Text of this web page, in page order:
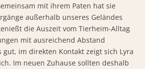
mit ihrem Paten hat sie
außerhalb unseres Geländes
die Auszeit vom Tierheim-Alltag
mit ausreichend Abstand
im direkten Kontakt zeigt sich Lyra
Im neuen Zuhause sollten deshalb